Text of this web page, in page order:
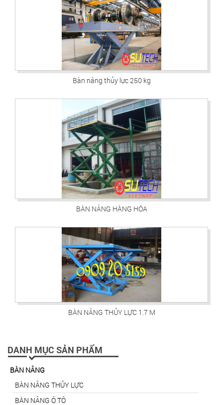
Bàn nâng thủy lực 250 kg
BÀN NÂNG HÀNG HÓA
BÀN NÂNG THỦY LỰC 1.7 M
DANH MỤC SẢN PHẨM
BÀN NÂNG
BÀN NÂNG THỦY LỰC
BÀN NÂNG Ô TÔ